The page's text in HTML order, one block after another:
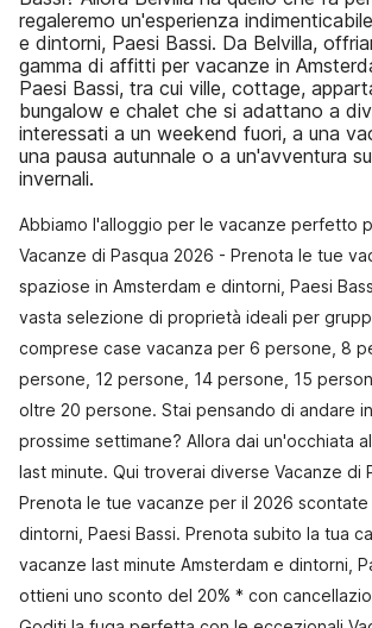
regaleremo un'esperienza
e dintorni, Paesi Bassi. Da Belvilla,
gamma di affitti per vacanze in
Paesi Bassi, tra cui ville, cottage,
bungalow e chalet che si adattano a
interessati a un weekend fuori, a una
una pausa autunnale o a un'avventura
invernali.
Abbiamo l'alloggio per le vacanze perfetto
Vacanze di Pasqua 2026 - Prenota le tue
spaziose in Amsterdam e dintorni, Paesi
vasta selezione di proprietà ideali per
comprese case vacanza per 6 persone, 8
persone, 12 persone, 14 persone, 15
oltre 20 persone. Stai pensando di andare
prossime settimane? Allora dai un'occhiata
last minute. Qui troverai diverse Vacanze di
Prenota le tue vacanze per il 2026 scontate
dintorni, Paesi Bassi. Prenota subito la tua
vacanze last minute Amsterdam e dintorni,
ottieni uno sconto del 20% * con